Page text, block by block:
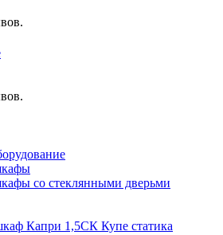
cо стеклянными дверьми
Капри 1,5СК Купе статика